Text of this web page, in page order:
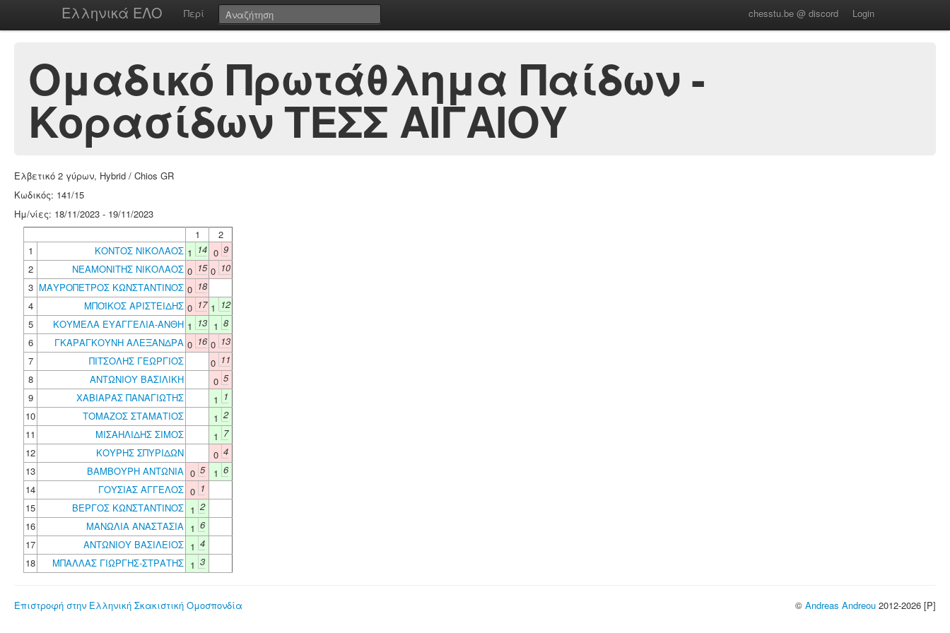
Ελληνικά ΕΛΟ Περί chesstu.be @ discord Login
Ομαδικό Πρωτάθλημα Παίδων -
Κορασίδων ΤΕΣΣ ΑΙΓΑΙΟΥ
Ελβετικό 2 γύρων, Hybrid / Chios GR
Κωδικός: 141/15
Ημ/νίες: 18/11/2023 - 19/11/2023
1
2
1
ΚΟΝΤΟΣ ΝΙΚΟΛΑΟΣ 1 14 0 9
2
ΝΕΑΜΟΝΙΤΗΣ ΝΙΚΟΛΑΟΣ 0 15 0 10
3 ΜΑΥΡΟΠΕΤΡΟΣ ΚΩΝΣΤΑΝΤΙΝΟΣ 0 18
4
ΜΠΟΪΚΟΣ ΑΡΙΣΤΕΙΔΗΣ 0 17 1 12
5
ΚΟΥΜΕΛΑ ΕΥΑΓΓΕΛΙΑ-ΑΝΘΗ 1 13 1 8
6
ΓΚΑΡΑΓΚΟΥΝΗ ΑΛΕΞΑΝΔΡΑ 0 16 0 13
7
ΠΙΤΣΟΛΗΣ ΓΕΩΡΓΙΟΣ 0 11
8
ΑΝΤΩΝΙΟΥ ΒΑΣΙΛΙΚΗ 0 5
9
ΧΑΒΙΑΡΑΣ ΠΑΝΑΓΙΩΤΗΣ 1 1
10
ΤΟΜΑΖΟΣ ΣΤΑΜΑΤΙΟΣ 1 2
11
ΜΙΣΑΗΛΙΔΗΣ ΣΙΜΟΣ 1 7
12
ΚΟΥΡΗΣ ΣΠΥΡΙΔΩΝ 0 4
13
ΒΑΜΒΟΥΡΗ ΑΝΤΩΝΙΑ 0 5 1 6
14
ΓΟΥΣΙΑΣ ΑΓΓΕΛΟΣ 0 1
15
ΒΕΡΓΟΣ ΚΩΝΣΤΑΝΤΙΝΟΣ 1 2
16
ΜΑΝΩΛΙΑ ΑΝΑΣΤΑΣΙΑ 1 6
17
ΑΝΤΩΝΙΟΥ ΒΑΣΙΛΕΙΟΣ 1 4
18
ΜΠΑΛΛΑΣ ΓΙΩΡΓΗΣ-ΣΤΡΑΤΗΣ 1 3
Επιστροφή στην Ελληνική Σκακιστική Ομοσπονδία © Andreas Andreou 2012-2026 [P]